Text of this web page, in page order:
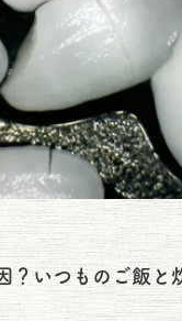
？いつものご飯と